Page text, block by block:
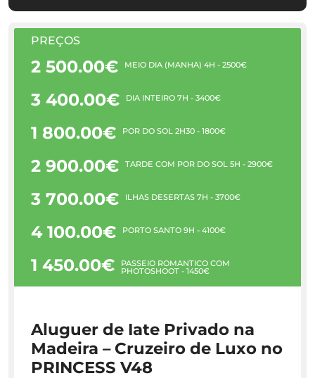
PREÇOS
2 500.00€ MEIO DIA (MANHÃ) 4H - 2500€
3 400.00€ DIA INTEIRO 7H - 3400€
1 800.00€ PÔR DO SOL 2H30 - 1800€
2 900.00€ TARDE COM PÔR DO SOL 5H - 2900€
3 700.00€ ILHAS DESERTAS 7H - 3700€
4 100.00€ PORTO SANTO 9H - 4100€
1 450.00€ PASSEIO ROMÂNTICO COM
PHOTOSHOOT - 1450€
Aluguer de Iate Privado na
Madeira – Cruzeiro de Luxo no
PRINCESS V48